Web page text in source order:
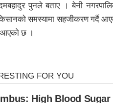
पुनले बताए । बेनी
समस्यामा सहजीकरण गर्दै
आएको छ ।